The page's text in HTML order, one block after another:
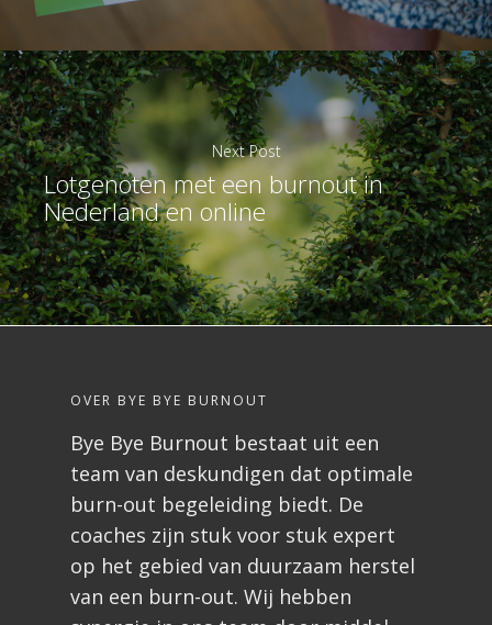
Next Post
Lotgenoten met een burnout in
Nederland en online
OVER BYE BYE BURNOUT
Bye Bye Burnout bestaat uit een
team van deskundigen dat optimale
burn-out begeleiding biedt. De
coaches zijn stuk voor stuk expert
op het gebied van duurzaam herstel
van een burn-out. Wij hebben